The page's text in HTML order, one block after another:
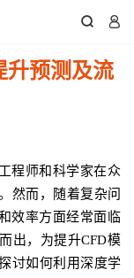
 
升预测及流
程师和科学家在众
然而，随着复杂问
效率方面经常面临
出，为提升CFD模
讨如何利用深度学